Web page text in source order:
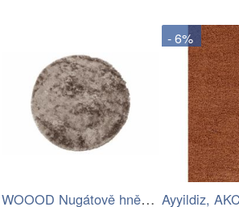
WOOOD Nugátově hnědý koberec Candy 200…
- 6%